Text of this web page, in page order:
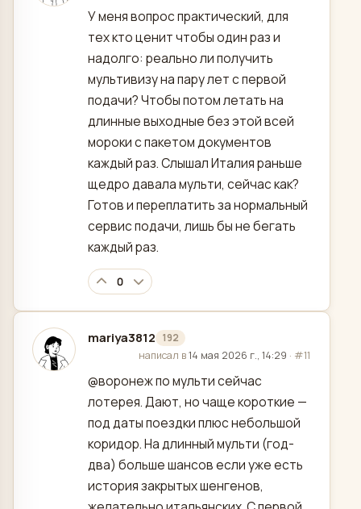
У меня вопрос практический, для
тех кто ценит чтобы один раз и
надолго: реально ли получить
мультивизу на пару лет с первой
подачи? Чтобы потом летать на
длинные выходные без этой всей
мороки с пакетом документов
каждый раз. Слышал Италия раньше
щедро давала мульти, сейчас как?
Готов и переплатить за нормальный
сервис подачи, лишь бы не бегать
каждый раз.
0
mariya3812 192
отредактировано
написал в14 мая 2026 г., 14:29 · #11
@воронеж по мульти сейчас
лотерея. Дают, но чаще короткие —
под даты поездки плюс небольшой
коридор. На длинный мульти (год-
два) больше шансов если уже есть
история закрытых шенгенов,